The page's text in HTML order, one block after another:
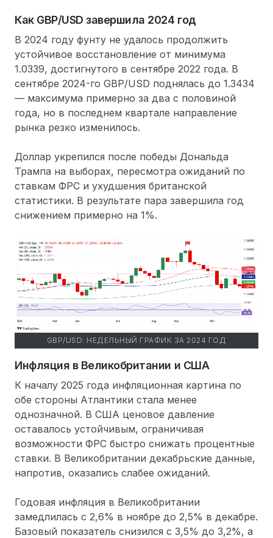
Как GBP/USD завершила 2024 год
В 2024 году фунту не удалось продолжить
устойчивое восстановление от минимума
1.0339, достигнутого в сентябре 2022 года. В
сентябре 2024-го GBP/USD поднялась до 1.3434
— максимума примерно за два с половиной
года, но в последнем квартале направление
рынка резко изменилось.
Доллар укрепился после победы Дональда
Трампа на выборах, пересмотра ожиданий по
ставкам ФРС и ухудшения британской
статистики. В результате пара завершила год
снижением примерно на 1%.
GBP/USD: НЕДЕЛЬНЫЙ ГРАФИК ЗА 2024 ГОД
Инфляция в Великобритании и США
К началу 2025 года инфляционная картина по
обе стороны Атлантики стала менее
однозначной. В США ценовое давление
оставалось устойчивым, ограничивая
возможности ФРС быстро снижать процентные
ставки. В Великобритании декабрьские данные,
напротив, оказались слабее ожиданий.
Годовая инфляция в Великобритании
замедлилась с 2,6% в ноябре до 2,5% в декабре.
Базовый показатель снизился с 3,5% до 3,2%, а